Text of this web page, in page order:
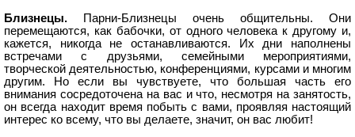
Близнецы. Парни-Близнецы очень общительны. Они
перемещаются, как бабочки, от одного человека к другому и,
кажется, никогда не останавливаются. Их дни наполнены
встречами с друзьями, семейными мероприятиями,
творческой деятельностью, конференциями, курсами и многим
другим. Но если вы чувствуете, что большая часть его
внимания сосредоточена на вас и что, несмотря на занятость,
он всегда находит время побыть с вами, проявляя настоящий
интерес ко всему, что вы делаете, значит, он вас любит!